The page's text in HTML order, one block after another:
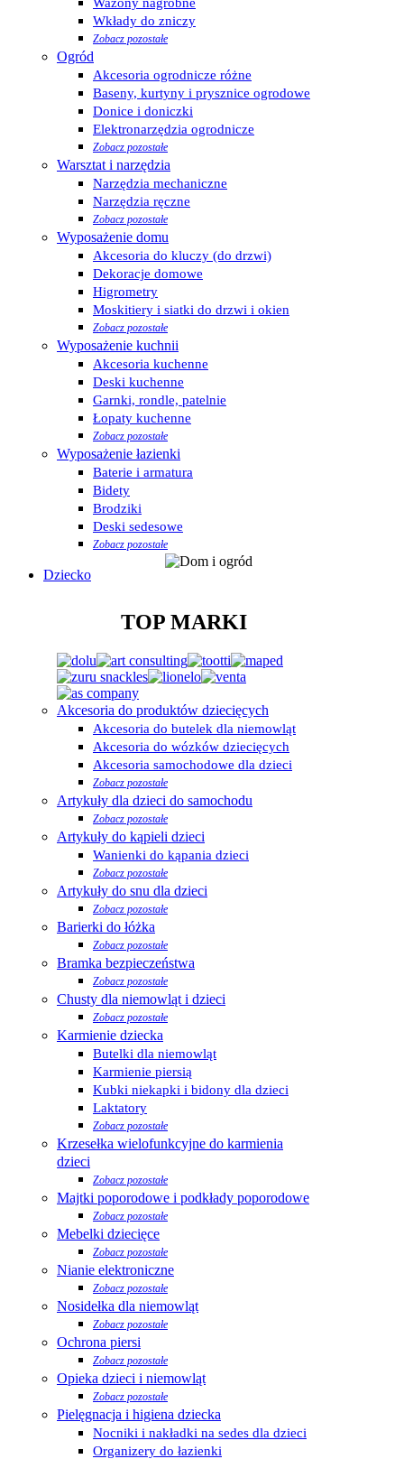
Wkłady do zniczy
Zobacz pozostałe
Ogród
Akcesoria ogrodnicze różne
Baseny, kurtyny i prysznice ogrodowe
Donice i doniczki
Elektronarzędzia ogrodnicze
Zobacz pozostałe
Warsztat i narzędzia
Narzędzia mechaniczne
Narzędzia ręczne
Zobacz pozostałe
Wyposażenie domu
Akcesoria do kluczy (do drzwi)
Dekoracje domowe
Higrometry
Moskitiery i siatki do drzwi i okien
Zobacz pozostałe
Wyposażenie kuchnii
Akcesoria kuchenne
Deski kuchenne
Garnki, rondle, patelnie
Łopaty kuchenne
Zobacz pozostałe
Wyposażenie łazienki
Baterie i armatura
Bidety
Brodziki
Deski sedesowe
Zobacz pozostałe
Dziecko
TOP MARKI
Akcesoria do produktów dziecięcych
Akcesoria do butelek dla niemowląt
Akcesoria do wózków dziecięcych
Akcesoria samochodowe dla dzieci
Zobacz pozostałe
Artykuły dla dzieci do samochodu
Zobacz pozostałe
Artykuły do kąpieli dzieci
Wanienki do kąpania dzieci
Zobacz pozostałe
Artykuły do snu dla dzieci
Zobacz pozostałe
Barierki do łóżka
Zobacz pozostałe
Bramka bezpieczeństwa
Zobacz pozostałe
Chusty dla niemowląt i dzieci
Zobacz pozostałe
Karmienie dziecka
Butelki dla niemowląt
Karmienie piersią
Kubki niekapki i bidony dla dzieci
Laktatory
Zobacz pozostałe
Krzesełka wielofunkcyjne do karmienia
dzieci
Zobacz pozostałe
Majtki poporodowe i podkłady poporodowe
Zobacz pozostałe
Mebelki dziecięce
Zobacz pozostałe
Nianie elektroniczne
Zobacz pozostałe
Nosidełka dla niemowląt
Zobacz pozostałe
Ochrona piersi
Zobacz pozostałe
Opieka dzieci i niemowląt
Zobacz pozostałe
Pielęgnacja i higiena dziecka
Nocniki i nakładki na sedes dla dzieci
Organizery do łazienki